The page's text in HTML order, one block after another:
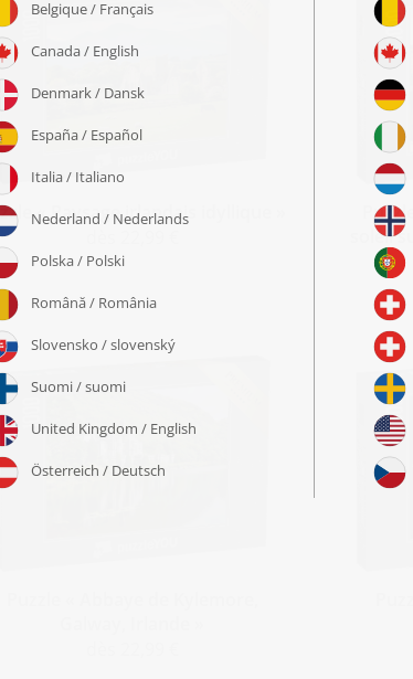
« Paysage irlandais idyllique »
soleil